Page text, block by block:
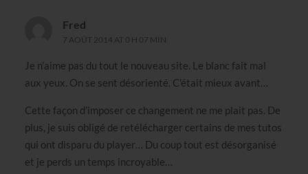
Fred
7 AOÛT 2014 AT 0 H 07 MIN
Je n’aime pas du tout le nouveau site. Le blanc fait mal
aux yeux. On se sent désorienté. C’était mieux avant…
Cette façon d’imposer ce changement ne me plait pas. De
plus, je suis obligé de retélécharger certains de mes tutos
qui ont disparu du player… Du coup tout est désorganisé
et je perds un temps incroyable…